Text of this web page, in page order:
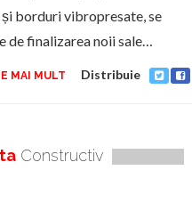
borduri vibropresate, se
de finalizarea noii sale…
MAI MULT Distribuie
Constructiv